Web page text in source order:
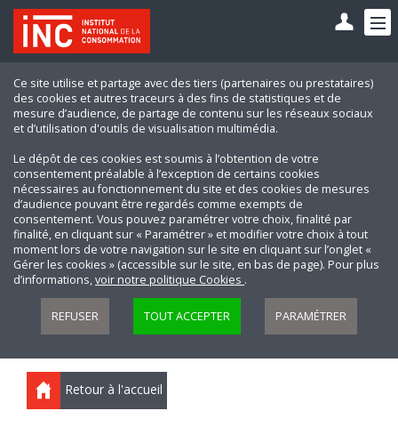
Ce site utilise et partage avec des tiers (partenaires ou prestataires)
des cookies et autres traceurs à des fins de statistiques et de
mesure d’audience, de partage de contenu sur les réseaux sociaux
et d’utilisation d'outils de visualisation multimédia.
Le dépôt de ces cookies est soumis à l’obtention de votre
consentement préalable à l’exception de certains cookies
nécessaires au fonctionnement du site et des cookies de mesures
d’audience pouvant être regardés comme exempts de
consentement. Vous pouvez paramétrer votre choix, finalité par
finalité, en cliquant sur « Paramétrer » et modifier votre choix à tout
moment lors de votre navigation sur le site en cliquant sur l’onglet «
Gérer les cookies » (accessible sur le site, en bas de page). Pour plus
d’informations,voir notre politique Cookies .
REFUSER TOUT ACCEPTER PARAMÉTRER
Retour à l'accueil